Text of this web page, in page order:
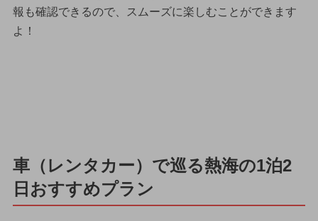
報も確認できるので、スムーズに楽しむことができます
よ！
車（レンタカー）で巡る熱海の1泊2
日おすすめプラン